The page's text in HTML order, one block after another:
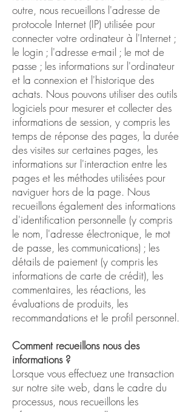
outre, nous recueillons l'adresse de
protocole Internet (IP) utilisée pour
connecter votre ordinateur à l'Internet ;
le login ; l'adresse e-mail ; le mot de
passe ; les informations sur l'ordinateur
et la connexion et l'historique des
achats. Nous pouvons utiliser des outils
logiciels pour mesurer et collecter des
informations de session, y compris les
temps de réponse des pages, la durée
des visites sur certaines pages, les
informations sur l'interaction entre les
pages et les méthodes utilisées pour
naviguer hors de la page. Nous
recueillons également des informations
d'identification personnelle (y compris
le nom, l'adresse électronique, le mot
de passe, les communications) ; les
détails de paiement (y compris les
informations de carte de crédit), les
commentaires, les réactions, les
évaluations de produits, les
recommandations et le profil personnel.
Comment recueillons nous des
informations ?
Lorsque vous effectuez une transaction
sur notre site web, dans le cadre du
processus, nous recueillons les